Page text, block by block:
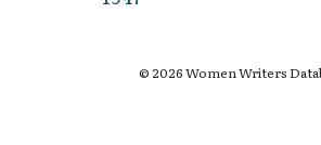
© 2026 Women Writers